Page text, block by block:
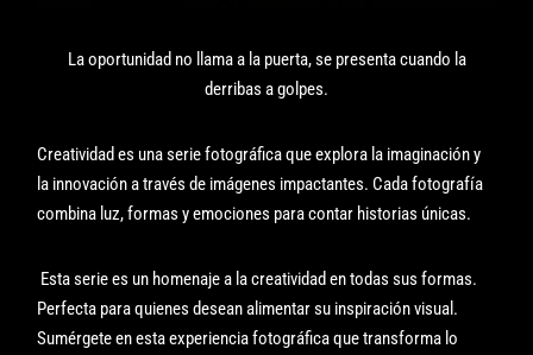
La oportunidad no llama a la puerta, se presenta cuando la
derribas a golpes.
Creatividad es una serie fotográfica que explora la imaginación y
la innovación a través de imágenes impactantes. Cada fotografía
combina luz, formas y emociones para contar historias únicas.
Esta serie es un homenaje a la creatividad en todas sus formas.
Perfecta para quienes desean alimentar su inspiración visual.
Sumérgete en esta experiencia fotográfica que transforma lo